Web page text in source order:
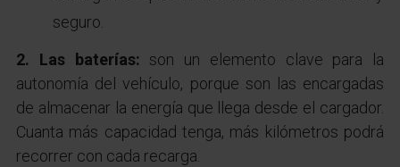
seguro.
2. Las baterías: son un elemento clave para la
autonomía del vehículo, porque son las encargadas
de almacenar la energía que llega desde el cargador.
Cuanta más capacidad tenga, más kilómetros podrá
recorrer con cada recarga.